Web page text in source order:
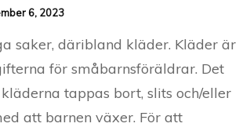
6, 2023
saker, däribland kläder. Kläder är
för småbarnsföräldrar. Det
tappas bort, slits och/eller
att barnen växer. För att